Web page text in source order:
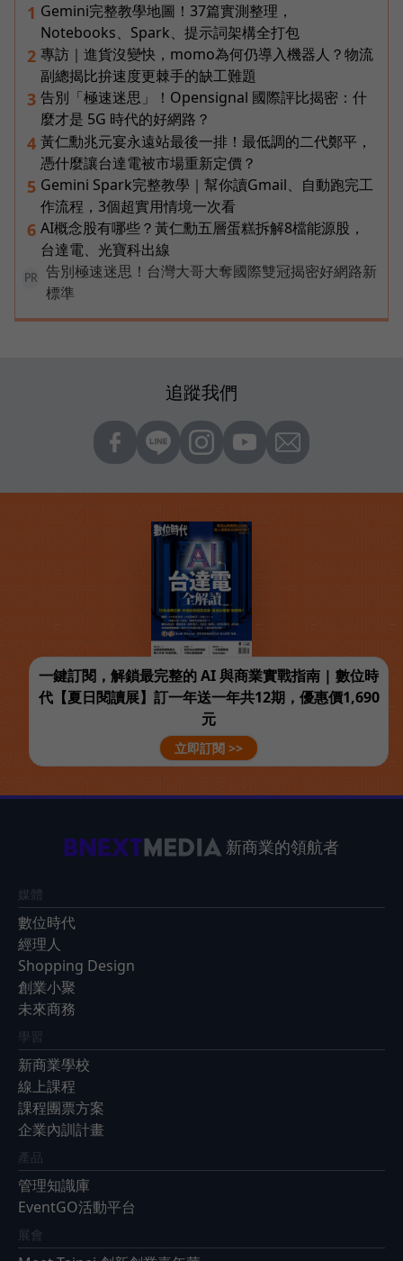
1 Gemini完整教學地圖！37篇實測整理，
Notebooks、Spark、提示詞架構全打包
2 專訪｜進貨沒變快，momo為何仍導入機器人？物流
副總揭比拚速度更棘手的缺工難題
3 告別「極速迷思」！Opensignal 國際評比揭密：什
麼才是 5G 時代的好網路？
4 黃仁勳兆元宴永遠站最後一排！最低調的二代鄭平，
憑什麼讓台達電被市場重新定價？
5 Gemini Spark完整教學｜幫你讀Gmail、自動跑完工
作流程，3個超實用情境一次看
6 AI概念股有哪些？黃仁勳五層蛋糕拆解8檔能源股，
台達電、光寶科出線
PR
告別極速迷思！台灣大哥大奪國際雙冠揭密好網路新
標準
追蹤我們
一鍵訂閱，解鎖最完整的 AI 與商業實戰指南 | 數位時
代【夏日閱讀展】訂一年送一年共12期，優惠價1,690
元
立即訂閱 >>
新商業的領航者
媒體
數位時代
經理人
Shopping Design
創業小聚
未來商務
學習
新商業學校
線上課程
課程團票方案
企業內訓計畫
產品
管理知識庫
EventGO活動平台
展會